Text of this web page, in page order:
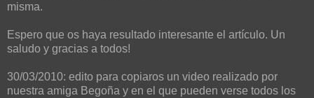
misma.
Espero que os haya resultado interesante el artículo. Un
saludo y gracias a todos!
30/03/2010: edito para copiaros un video realizado por
nuestra amiga Begoña y en el que pueden verse todos los